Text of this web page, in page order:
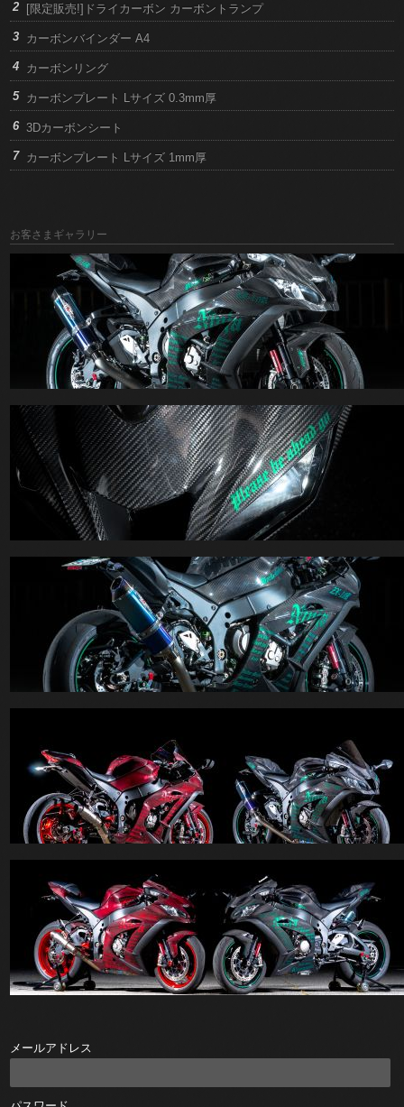
[限定販売!]ドライカーボン カーボントランプ
カーボンバインダー A4
カーボンリング
カーボンプレート Lサイズ 0.3mm厚
3Dカーボンシート
カーボンプレート Lサイズ 1mm厚
お客さまギャラリー
メールアドレス